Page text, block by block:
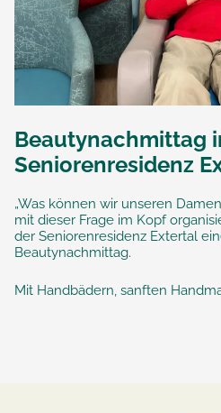
Beautynachmittag
Seniorenresidenz
„Was können wir unseren
mit dieser Frage im Kopf
der Seniorenresidenz Extertal
Beautynachmittag.
Mit Handbädern, sanften